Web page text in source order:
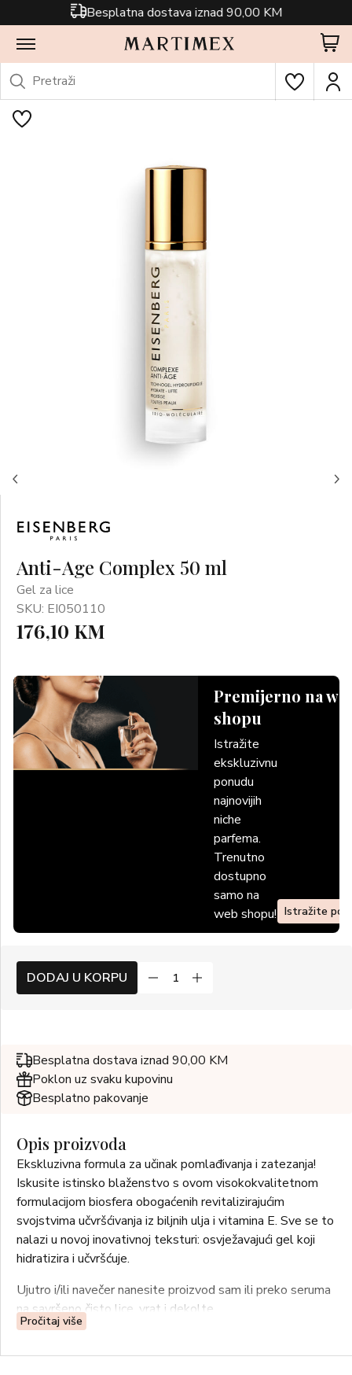
Besplatna dostava iznad 90,00 KM
Anti-Age Complex 50 ml
Gel za lice
SKU: EI050110
176,10 KM
Premijerno na
shopu
Istražite
ekskluzivnu
ponudu
najnovijih
niche
parfema.
Trenutno
dostupno
samo na
web shopu! Istražite
DODAJ U KORPU
Besplatna dostava iznad 90,00 KM
Poklon uz svaku kupovinu
Besplatno pakovanje
Opis proizvoda
Ekskluzivna formula za učinak pomlađivanja i zatezanja!
Iskusite istinsko blaženstvo s ovom visokokvalitetnom
formulacijom biosfera obogaćenih revitalizirajućim
svojstvima učvršćivanja iz biljnih ulja i vitamina E. Sve se to
nalazi u novoj inovativnoj teksturi: osvježavajući gel koji
hidratizira i učvršćuje.
Ujutro i/ili navečer nanesite proizvod sam ili preko seruma
na savršeno čisto lice, vrat i dekolte.
Pročitaj više